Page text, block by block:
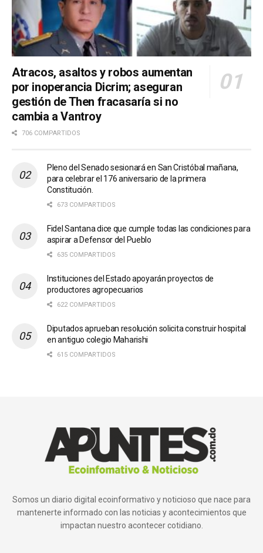
Atracos, asaltos y robos aumentan
por inoperancia Dicrim; aseguran
gestión de Then fracasaría si no
cambia a Vantroy
706 COMPARTIDOS
Pleno del Senado sesionará en San Cristóbal mañana,
para celebrar el 176 aniversario de la primera
Constitución.
673 COMPARTIDOS
Fidel Santana dice que cumple todas las condiciones para
aspirar a Defensor del Pueblo
635 COMPARTIDOS
Instituciones del Estado apoyarán proyectos de
productores agropecuarios
622 COMPARTIDOS
Diputados aprueban resolución solicita construir hospital
en antiguo colegio Maharishi
615 COMPARTIDOS
Somos un diario digital ecoinformativo y noticioso que nace para
mantenerte informado con las noticias y acontecimientos que
impactan nuestro acontecer cotidiano.